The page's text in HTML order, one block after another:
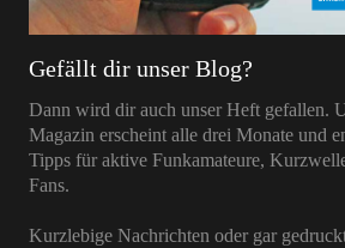
Gefällt dir unser Blog?
Dann wird dir auch unser Heft gefallen.
Magazin erscheint alle drei Monate und
Tipps für aktive Funkamateure,
Fans.
Kurzlebige Nachrichten oder gar